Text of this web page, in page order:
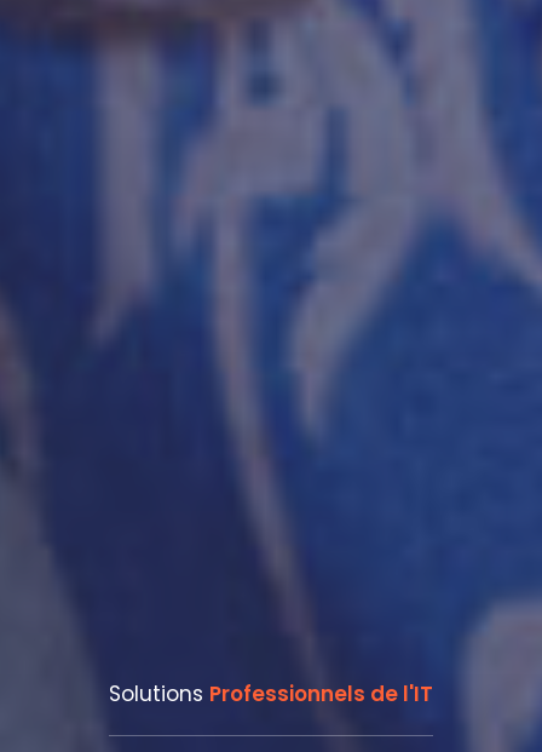
Solutions Professionnels de l'IT